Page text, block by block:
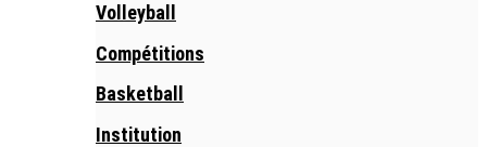
Volleyball
Compétitions
Basketball
Institution